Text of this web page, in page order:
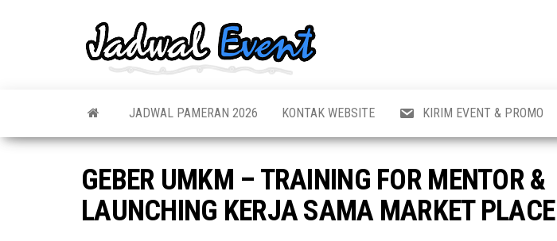
Pameran,
Acara &
Terbaru
Seminar,
Bazaar,
Job Fair,
Lomba dll.
JADWAL PAMERAN 2026 KONTAK WEBSITE KIRIM EVENT & PROMO
GEBER UMKM – TRAINING FOR MENTOR &
LAUNCHING KERJA SAMA MARKET PLACE